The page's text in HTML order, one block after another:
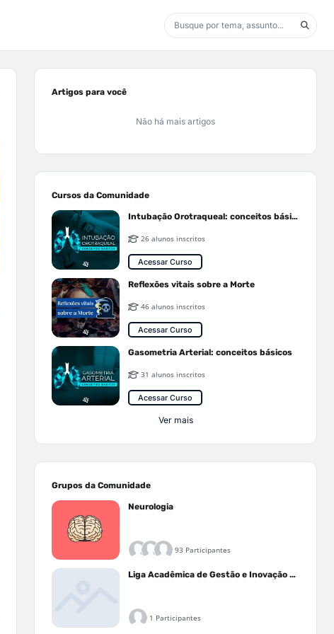
Artigos para você
Não há mais artigos
Cursos da Comunidade
Intubação Orotraqueal: conceitos básicos
26 alunos inscritos
Acessar Curso
Reflexões vitais sobre a Morte
46 alunos inscritos
Acessar Curso
Gasometria Arterial: conceitos básicos
31 alunos inscritos
Acessar Curso
Ver mais
Grupos da Comunidade
Neurologia
93 Participantes
Liga Acadêmica de Gestão e Inovação Médica - LAGIM
1 Participantes